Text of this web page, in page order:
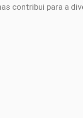
contribui para a